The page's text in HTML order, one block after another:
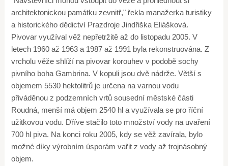
architektonickou památku zevnitř," řekla manažerka turistiky
a historického dědictví Prazdroje Jindřiška Eliášková.
Pivovar využíval věž nepřetržitě až do listopadu 2005. V
letech 1960 až 1963 a 1987 až 1991 byla rekonstruována. Z
vrcholu věže shlíží na pivovar korouhev v podobě sochy
pivního boha Gambrina. V kopuli jsou dvě nádrže. Větší s
objemem 5530 hektolitrů je určena na varnou vodu
přiváděnou z podzemních vrtů sousední městské části
Roudná, menší má objem 2540 hl a využívala se pro říční
užitkovou vodu. Dříve stačilo toto množství vody na uvaření
700 hl piva. Na konci roku 2005, kdy se věž zavírala, bylo
možné díky výrobním úsporám vařit z vody až trojnásobný
objem.